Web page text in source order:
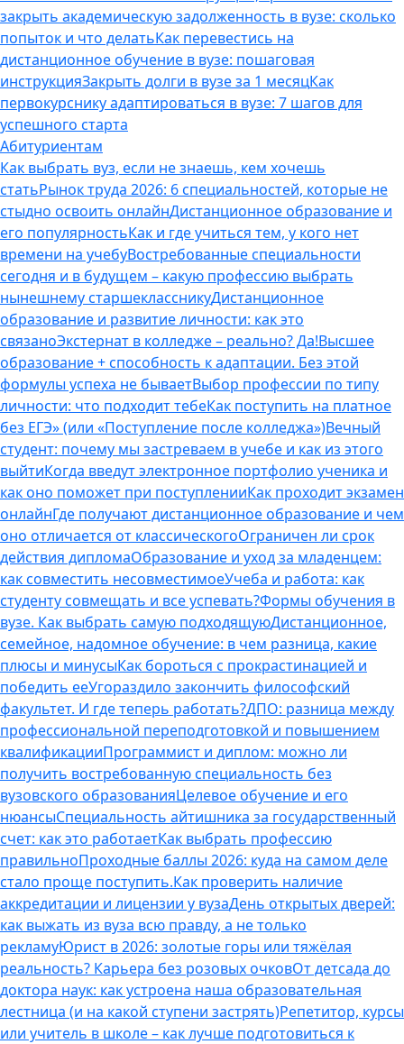
закрыть академическую задолженность в вузе: сколько
попыток и что делатьКак перевестись на
дистанционное обучение в вузе: пошаговая
инструкцияЗакрыть долги в вузе за 1 месяцКак
первокурснику адаптироваться в вузе: 7 шагов для
успешного старта
Абитуриентам
Как выбрать вуз, если не знаешь, кем хочешь
статьРынок труда 2026: 6 специальностей, которые не
стыдно освоить онлайнДистанционное образование и
его популярностьКак и где учиться тем, у кого нет
времени на учебуВостребованные специальности
сегодня и в будущем – какую профессию выбрать
нынешнему старшеклассникуДистанционное
образование и развитие личности: как это
связаноЭкстернат в колледже – реально? Да!Высшее
образование + способность к адаптации. Без этой
формулы успеха не бываетВыбор профессии по типу
личности: что подходит тебеКак поступить на платное
без ЕГЭ» (или «Поступление после колледжа»)Вечный
студент: почему мы застреваем в учебе и как из этого
выйтиКогда введут электронное портфолио ученика и
как оно поможет при поступленииКак проходит экзамен
онлайнГде получают дистанционное образование и чем
оно отличается от классическогоОграничен ли срок
действия дипломаОбразование и уход за младенцем:
как совместить несовместимоеУчеба и работа: как
студенту совмещать и все успевать?Формы обучения в
вузе. Как выбрать самую подходящуюДистанционное,
семейное, надомное обучение: в чем разница, какие
плюсы и минусыКак бороться с прокрастинацией и
победить ееУгораздило закончить философский
факультет. И где теперь работать?ДПО: разница между
профессиональной переподготовкой и повышением
квалификацииПрограммист и диплом: можно ли
получить востребованную специальность без
вузовского образованияЦелевое обучение и его
нюансыСпециальность айтишника за государственный
счет: как это работаетКак выбрать профессию
правильноПроходные баллы 2026: куда на самом деле
стало проще поступить.Как проверить наличие
аккредитации и лицензии у вузаДень открытых дверей:
как выжать из вуза всю правду, а не только
рекламуЮрист в 2026: золотые горы или тяжёлая
реальность? Карьера без розовых очковОт детсада до
доктора наук: как устроена наша образовательная
лестница (и на какой ступени застрять)Репетитор, курсы
или учитель в школе – как лучше подготовиться к